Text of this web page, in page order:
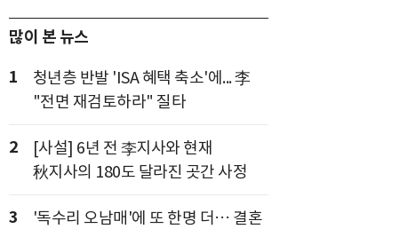
많이 본 뉴스
1
청년층 반발 'ISA 혜택 축소'에... 李
"전면 재검토하라" 질타
2
[사설] 6년 전 李지사와 현재
秋지사의 180도 달라진 곳간 사정
3
'독수리 오남매'에 또 한명 더… 결혼